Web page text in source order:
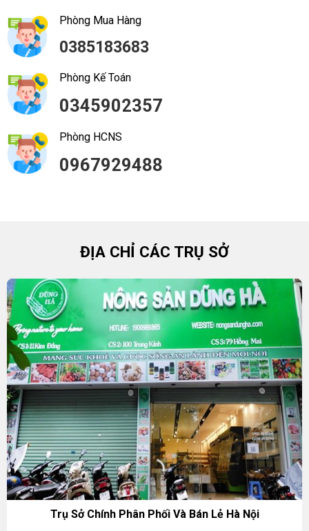
Phòng Mua Hàng
0385183683
Phòng Kế Toán
0345902357
Phòng HCNS
0967929488
ĐỊA CHỈ CÁC TRỤ SỞ
Trụ Sở Chính Phân Phối Và Bán Lẻ Hà Nội